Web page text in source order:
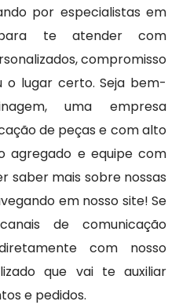
por especialistas em
te atender com
compromisso
o lugar certo. Seja bem-
uma empresa
de peças e com alto
agregado e equipe com
saber mais sobre nossas
em nosso site! Se
de comunicação
com nosso
que vai te auxiliar
e pedidos.